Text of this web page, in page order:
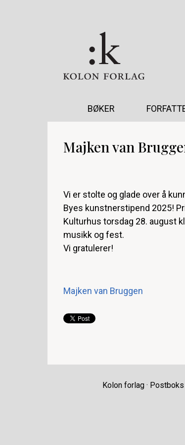
BØKER
Majken van
Vi er stolte og glade over å
Byes kunstnerstipend 2025!
Kulturhus torsdag 28. august
musikk og fest.
Vi gratulerer!
Majken van Bruggen
Kolon forlag ·